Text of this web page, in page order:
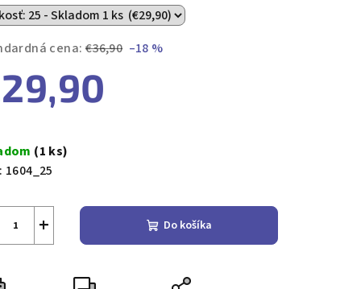
cena: €36,90 –18 %
(1 ks)
1604_25
+ Do košíka